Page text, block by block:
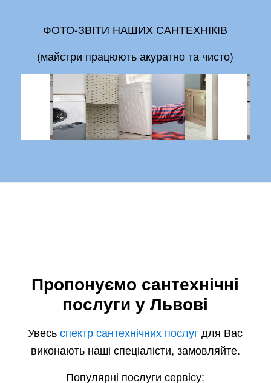
ФОТО-ЗВІТИ НАШИХ САНТЕХНІКІВ
(майстри працюють акуратно та чисто)
Пропонуємо сантехнічні
послуги у Львові
Увесьспектр сантехнічних послуг для Вас
виконають наші спеціалісти, замовляйте.
Популярні послуги сервісу: